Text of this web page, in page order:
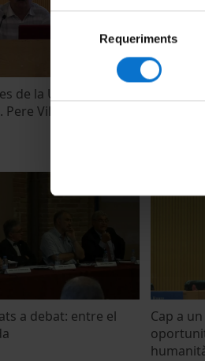
consentiment
Requeriments
de la UE davant la
Vilanova
Ciutat
a debat: entre el
Cap a